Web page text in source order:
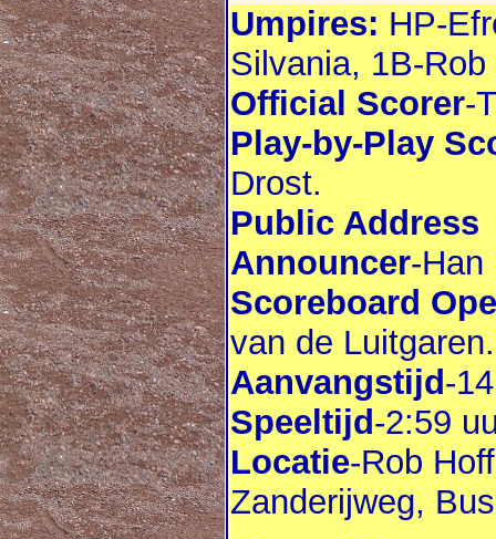
Umpires: HP-
Silvania, 1B-Rob
Official Scorer-
Play-by-Play
Drost.
Public Address
Announcer-Han
Scoreboard
van de Luitgaren.
Aanvangstijd-
Speeltijd-2:59
Locatie-Rob
Zanderijweg,